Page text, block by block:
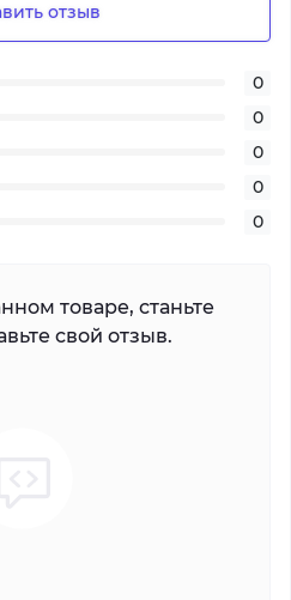
отзыв
0
0
0
0
0
товаре, станьте
свой отзыв.